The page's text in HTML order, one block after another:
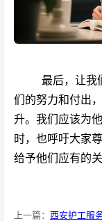
最后，让我们
们的努力和付出
升。我们应该为
时，也呼吁大家
给予他们应有的关
上一篇： 西安护工服